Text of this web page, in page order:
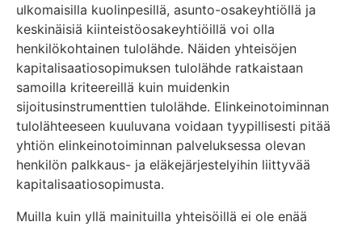
ulkomaisilla kuolinpesillä, asunto-osakeyhtiöllä ja
keskinäisiä kiinteistöosakeyhtiöillä voi olla
henkilökohtainen tulolähde. Näiden yhteisöjen
kapitalisaatiosopimuksen tulolähde ratkaistaan
samoilla kriteereillä kuin muidenkin
sijoitusinstrumenttien tulolähde. Elinkeinotoiminnan
tulolähteeseen kuuluvana voidaan tyypillisesti pitää
yhtiön elinkeinotoiminnan palveluksessa olevan
henkilön palkkaus- ja eläkejärjestelyihin liittyvää
kapitalisaatiosopimusta.
Muilla kuin yllä mainituilla yhteisöillä ei ole enää